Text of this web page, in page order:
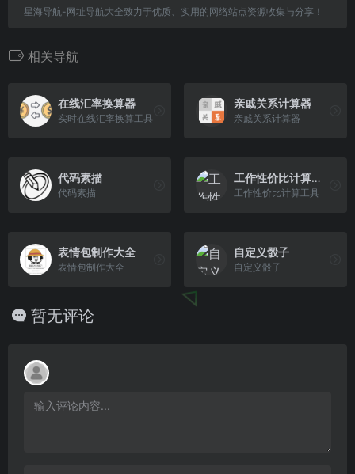
星海导航-网址导航大全致力于优质、实用的网络站点资源收集与分享！
相关导航
在线汇率换算器
实时在线汇率换算工具
亲戚关系计算器
亲戚关系计算器
代码素描
代码素描
工作性价比计算工具
工作性价比计算工具
表情包制作大全
表情包制作大全
自定义骰子
自定义骰子
暂无评论